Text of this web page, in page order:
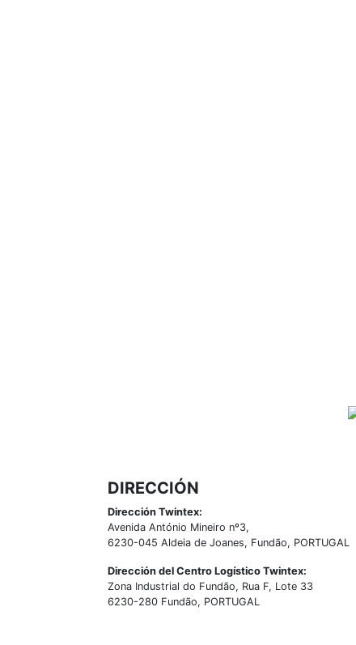
DIRECCIÓN
Dirección Twintex:
Avenida António Mineiro nº3,
6230-045 Aldeia de Joanes, Fundão, PORTUGAL
Dirección del Centro Logístico Twintex:
Zona Industrial do Fundão, Rua F, Lote 33
6230-280 Fundão, PORTUGAL